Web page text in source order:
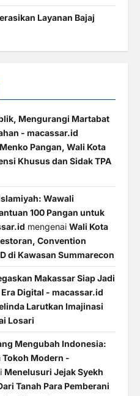
Layanan Bajaj
Mengurangi Martabat
- macassar.id
Pangan, Wali Kota
Khusus dan Sidak TPA
Wawali
100 Pangan untuk
mengenai Wali Kota
Convention
di Kawasan Summarecon
Makassar Siap Jadi
Digital - macassar.id
Larutkan Imajinasi
Losari
Mengubah Indonesia:
Tokoh Modern -
Menelusuri Jejak Syekh
Tanah Para Pemberani